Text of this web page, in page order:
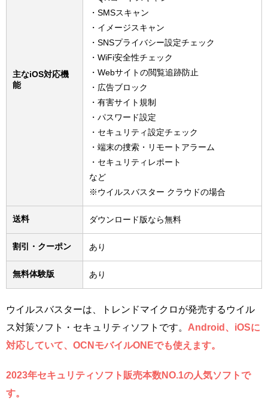
主なiOS対応機
能
・SMSスキャン
・イメージスキャン
・SNSプライバシー設定チェック
・WiFi安全性チェック
・Webサイトの閲覧追跡防止
・広告ブロック
・有害サイト規制
・パスワード設定
・セキュリティ設定チェック
・端末の捜索・リモートアラーム
・セキュリティレポート
など
※ウイルスバスター クラウドの場合
送料 ダウンロード版なら無料
割引・クーポン あり
無料体験版 あり
ウイルスバスターは、トレンドマイクロが発売するウイル
ス対策ソフト・セキュリティソフトです。 Android、iOSに
対応していて、OCNモバイルONEでも使えます。
2023年セキュリティソフト販売本数NO.1の人気ソフトで
す。